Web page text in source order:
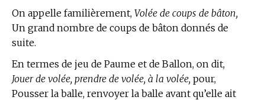
On appelle familièrement, Volée de coups de bâton,
Un grand nombre de coups de bâton donnés de
suite.
En termes de jeu de Paume et de Ballon, on dit,
Jouer de volée, prendre de volée, à la volée, pour,
Pousser la balle, renvoyer la balle avant qu’elle ait